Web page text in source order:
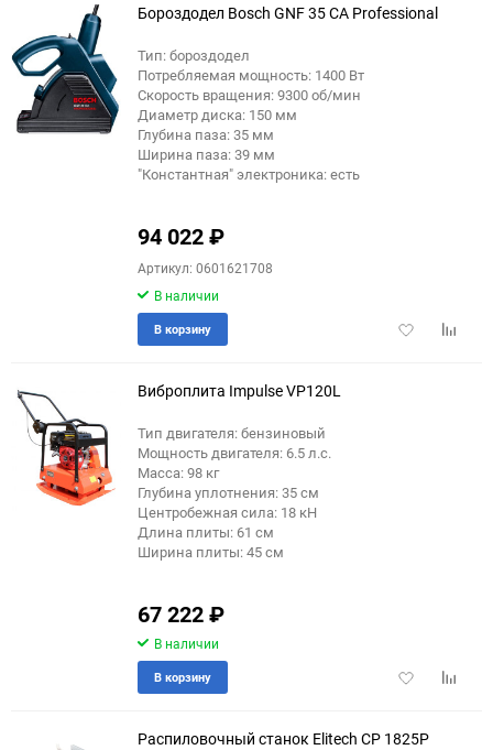
Бороздодел Bosch GNF 35 CA Professional
Тип: бороздодел
Потребляемая мощность: 1400 Вт
Скорость вращения: 9300 об/мин
Диаметр диска: 150 мм
Глубина паза: 35 мм
Ширина паза: 39 мм
"Константная" электроника: есть
94 022₽
Артикул: 0601621708
В наличии
Добавить
В корзину
Виброплита Impulse VP120L
Тип двигателя: бензиновый
Мощность двигателя: 6.5 л.с.
Масса: 98 кг
Глубина уплотнения: 35 см
Центробежная сила: 18 кН
Длина плиты: 61 см
Ширина плиты: 45 см
67 222₽
В наличии
Добавить
В корзину
Распиловочный станок Elitech СР 1825Р